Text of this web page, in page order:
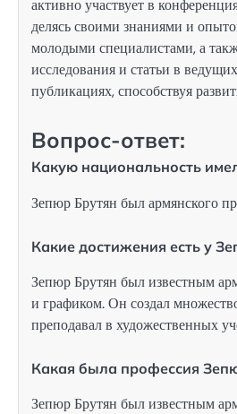
активно участвует в
делясь своими знаниями и
молодыми специалистами, а
исследования и статьи в
публикациях, способствуя
Вопрос-ответ:
Какую национальность
Зепюр Брутян был армянского
Какие достижения есть у
Зепюр Брутян был известным
и графиком. Он создал
преподавал в художественных
Какая была профессия
Зепюр Брутян был известным